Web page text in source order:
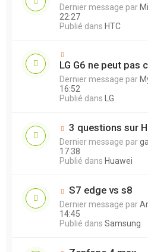
Dernier message par
22:27
Publié dans HTC
LG G6 ne peut pas
Dernier message par
16:52
Publié dans LG
3 questions sur
Dernier message par
17:38
Publié dans Huawei
S7 edge vs s8
Dernier message par
14:45
Publié dans Samsung